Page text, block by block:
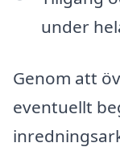
under
Genom att
eventuellt